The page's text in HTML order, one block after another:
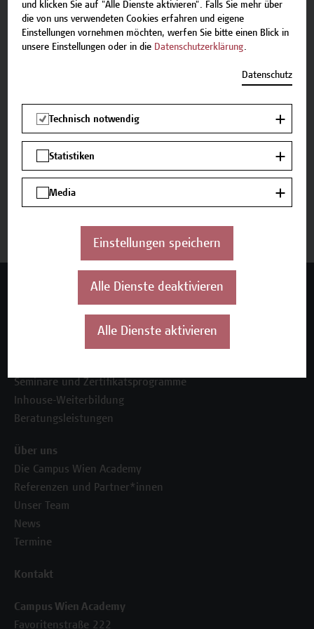
zum Angebot benötigen, stehen wir gerne zur
Verfügung.
Beschreibung
Termine und Anmeldung
Mehr Infos gewünscht?
Seminare und Zertifikatsprogramme
Inhouse-Weiterbildung
Beratungsleistungen
Über uns
Die Campus Wien Academy
Referenzen und Partner*innen
Unser Team
News
Termine
Kontakt
Campus Wien Academy
Favoritenstraße 222
und klicken Sie auf "Alle Dienste aktivieren". Falls Sie mehr über
die von uns verwendeten Cookies erfahren und eigene
Einstellungen vornehmen möchten, werfen Sie bitte einen Blick in
unsere Einstellungen oder in die Datenschutzerklärung.
Datenschutz
Technisch notwendig
Statistiken
Media
Einstellungen speichern
Alle Dienste deaktivieren
Alle Dienste aktivieren